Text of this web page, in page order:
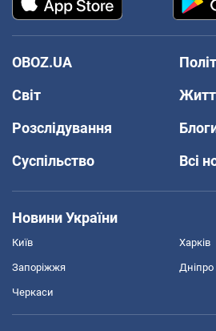
OBOZ.UA
Світ
Розслідування
Суспільство
Всі
Новини України
Київ Харків
Запоріжжя Дніпро
Черкаси